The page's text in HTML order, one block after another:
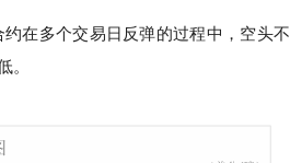
在多个交易日反弹的过程中，空头不
。